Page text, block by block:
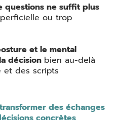
questions ne suffit plus
ou trop
et le mental
décision bien au-delà
et des scripts
des échanges